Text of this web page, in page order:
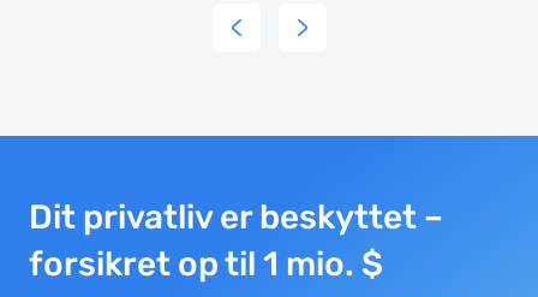
SK834
exceptional
service
we
Dit privatliv er beskyttet –
forsikret op til 1 mio. $